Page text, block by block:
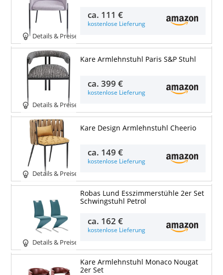
Details & Preise
ca. 111 €
kostenlose Lieferung
Details & Preise
Kare Armlehnstuhl Paris S&P Stuhl
ca.399 €
kostenlose Lieferung
Details & Preise
Kare Design Armlehnstuhl Cheerio
ca. 149 €
kostenlose Lieferung
Details & Preise
Robas Lund Esszimmerstühle 2er Set
Schwingstuhl Petrol
ca. 162 €
kostenlose Lieferung
Kare Armlehnstuhl Monaco Nougat
2er Set